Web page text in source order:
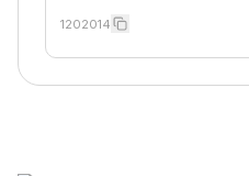
1202014